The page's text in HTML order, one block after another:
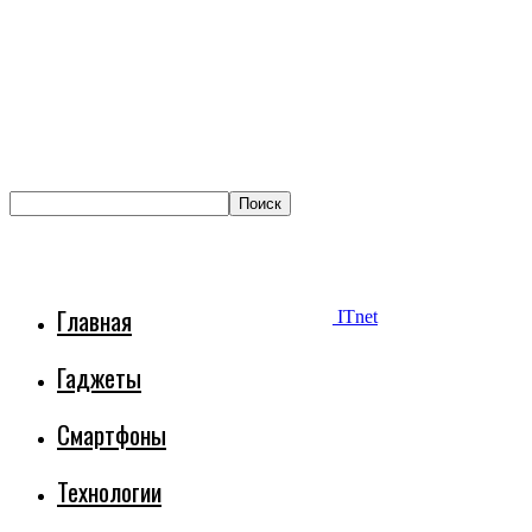
ITnet
Главная
Гаджеты
Смартфоны
Технологии